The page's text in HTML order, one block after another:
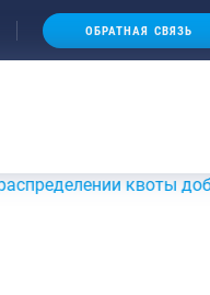
ОБРАТНАЯ СВЯЗЬ
добычи